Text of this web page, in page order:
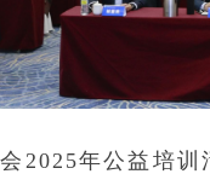
2025年公益培